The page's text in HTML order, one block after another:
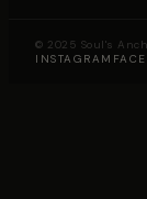
© 2025 Soul's
INSTAGRAM